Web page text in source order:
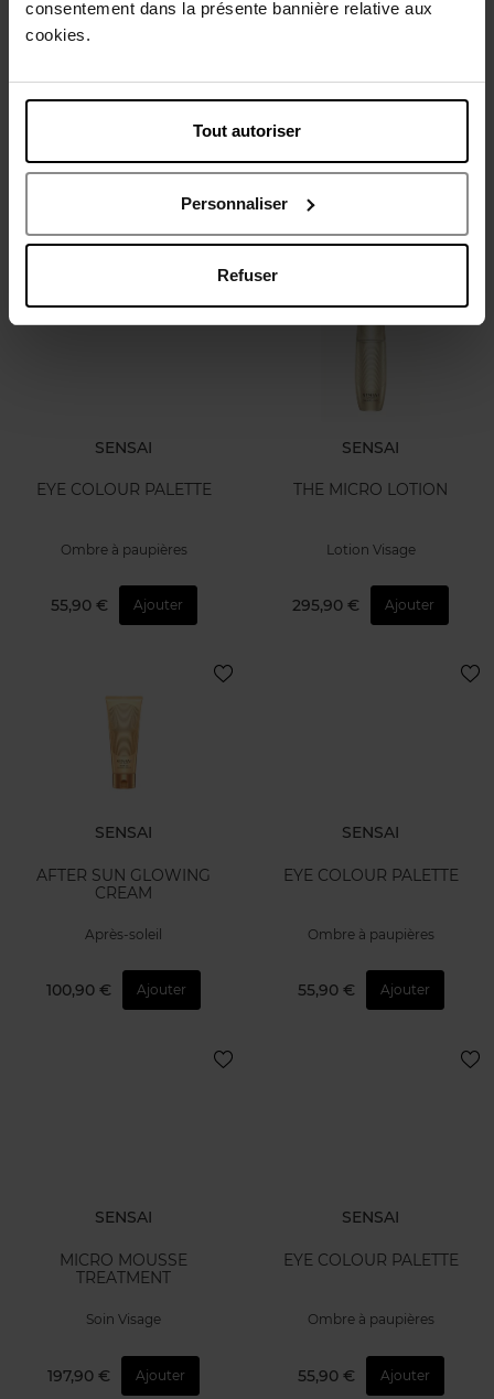
consentement dans la présente bannière relative aux
cookies.
Tout autoriser
Personnaliser
Refuser
ADVANCED DAY CREAM
Crème Jour
Crème Visage Absolute Silk
Crème Visage
SENSAI
EYE COLOUR PALETTE
Ombre à paupières
55,90 € Ajouter
SENSAI
THE MICRO LOTION
Lotion Visage
295,90 € Ajouter
SENSAI
AFTER SUN GLOWING
CREAM
Après-soleil
100,90 € Ajouter
SENSAI
EYE COLOUR PALETTE
Ombre à paupières
55,90 € Ajouter
SENSAI
MICRO MOUSSE
TREATMENT
Soin Visage
197,90 € Ajouter
SENSAI
EYE COLOUR PALETTE
Ombre à paupières
55,90 € Ajouter